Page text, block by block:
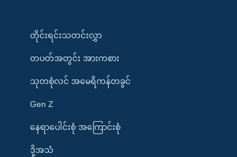
တိုင်းရင်းသတင်းလွှာ
တပတ်အတွင်း အားကစား
သုတစုံလင် အမေရိကန်တခွင်
Gen Z
နေရာပေါင်းစုံ အကြောင်းစုံ
ဒို့အသံ